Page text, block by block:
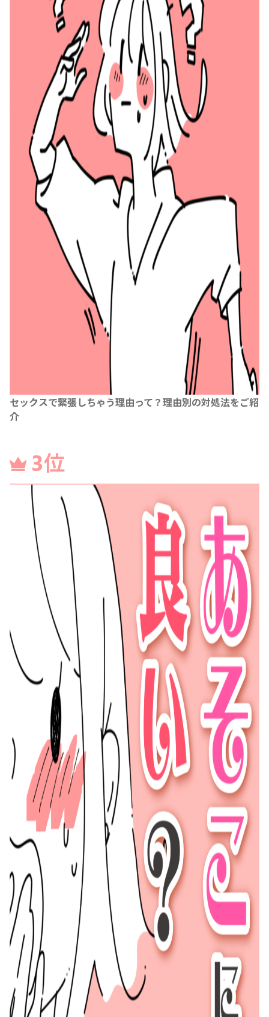
セックスで緊張しちゃう理由って？理由別の対処法をご紹
介